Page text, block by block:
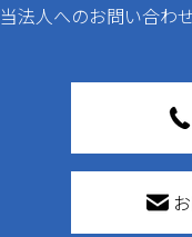
当法人へのお問い合わ